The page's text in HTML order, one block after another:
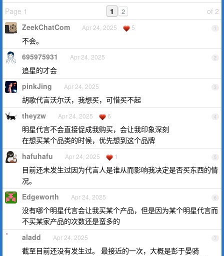
Page 1
of 2
1 2
1
ZeekChatCom Apr 24, 2025 5
不会。
2
695975931 Apr 24, 2025
追星的才会
3
pinkJing Apr 24, 2025
胡歌代言沃尔沃，我想买，可惜买不起
4
theyzw Apr 24, 2025 6
明星代言不会直接促成我购买，会让我印象深刻
在想买某个品类的时候，优先想到这个品牌
5
hafuhafu Apr 24, 2025 1
目前还未发生过因为代言人是谁从而影响我决定是否买东西的情
况。
6
Edgeworth Apr 24, 2025
没有哪个明星代言会让我买某个产品，但是因为某个明星代言而
不买某家产品的次数还是蛮多的
7
aladd Apr 24, 2025
截至目前还没有发生过。 最接近的一次，大概是彭于晏骑